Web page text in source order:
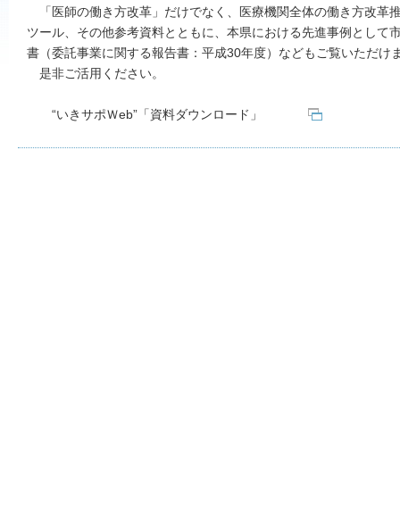
「医師の働き方改革」だけでなく、医療機関全体の働き方改革
ツール、その他参考資料とともに、本県における先進事例として
書（委託事業に関する報告書：平成30年度）などもご覧いただけ
是非ご活用ください。
“いきサポＷeb”「資料ダウンロード」